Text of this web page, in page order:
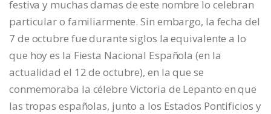
festiva y muchas damas de este nombre lo celebran
particular o familiarmente. Sin embargo, la fecha del
7 de octubre fue durante siglos la equivalente a lo
que hoy es la Fiesta Nacional Española (en la
actualidad el 12 de octubre), en la que se
conmemoraba la célebre Victoria de Lepanto en que
las tropas españolas, junto a los Estados Pontificios y